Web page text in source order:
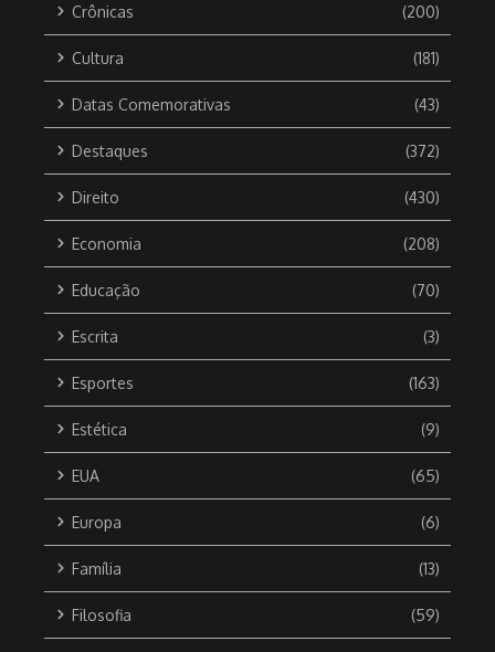
Crônicas (200)
Cultura (181)
Datas Comemorativas (43)
Destaques (372)
Direito (430)
Economia (208)
Educação (70)
Escrita (3)
Esportes (163)
Estética (9)
EUA (65)
Europa (6)
Família (13)
Filosofia (59)